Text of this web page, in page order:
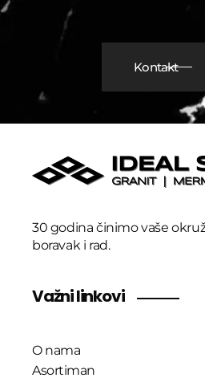
Kontakt
30 godina činimo vaše
boravak i rad.
Važni linkovi
O nama
Asortiman